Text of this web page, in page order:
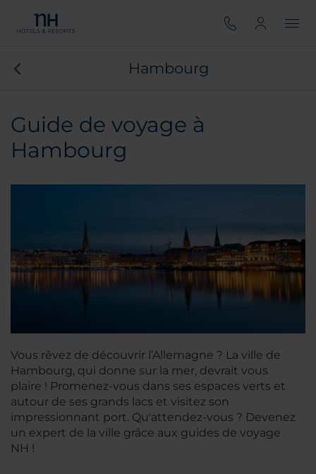
Hambourg
Guide de voyage à
Hambourg
Vous rêvez de découvrir l’Allemagne ? La ville de
Hambourg, qui donne sur la mer, devrait vous
plaire ! Promenez-vous dans ses espaces verts et
autour de ses grands lacs et visitez son
impressionnant port. Qu'attendez-vous ? Devenez
un expert de la ville grâce aux guides de voyage
NH !